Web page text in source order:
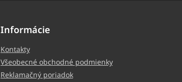
Informácie
Kontakty
Všeobecné obchodné podmienky
Reklamačný poriadok